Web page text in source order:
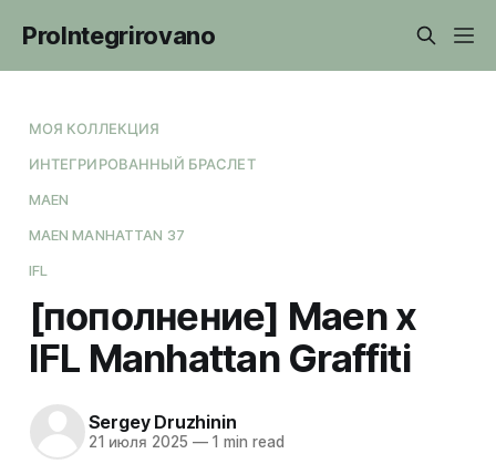
ProIntegrirovano
МОЯ КОЛЛЕКЦИЯ
ИНТЕГРИРОВАННЫЙ БРАСЛЕТ
MAEN
MAEN MANHATTAN 37
IFL
[пополнение] Maen x
IFL Manhattan Graffiti
Sergey Druzhinin
21 июля 2025 —1 min read